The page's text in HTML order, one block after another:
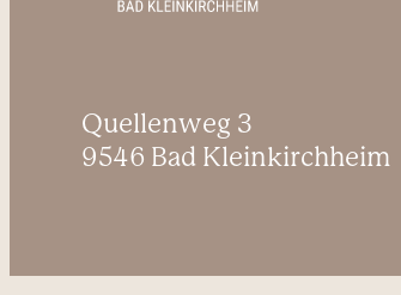
Quellenweg 3
9546 Bad Kleinkirchheim